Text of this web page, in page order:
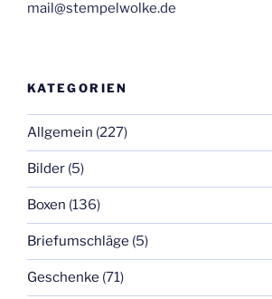
mail@stempelwolke.de
KATEGORIEN
Allgemein (227)
Bilder (5)
Boxen (136)
Briefumschläge (5)
Geschenke (71)